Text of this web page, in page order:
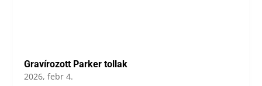
Gravírozott Parker tollak
2026, febr 4.